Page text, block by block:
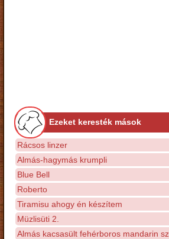
Ezeket keresték mások
Rácsos linzer
Almás-hagymás krumpli
Blue Bell
Roberto
Tiramisu ahogy én készítem
Müzlisüti 2.
Almás kacsasült fehérboros mandarin